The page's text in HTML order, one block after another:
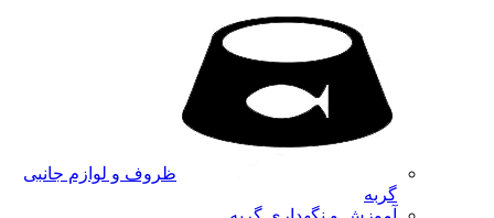
ظروف و لوازم جانبی
گربه